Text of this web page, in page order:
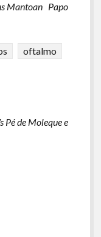
Mantoan Papo
oftalmo
Pé de Moleque e